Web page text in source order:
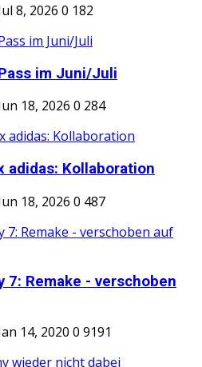
8, 2026 0 182
im Juni/Juli
18, 2026 0 284
adidas: Kollaboration
18, 2026 0 487
7: Remake - verschoben
14, 2020 0 9191